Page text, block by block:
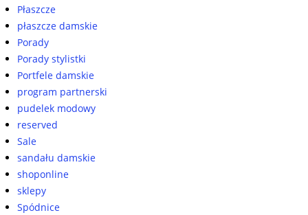
Płaszcze
płaszcze damskie
Porady
Porady stylistki
Portfele damskie
program partnerski
pudelek modowy
reserved
Sale
sandału damskie
shoponline
sklepy
Spódnice